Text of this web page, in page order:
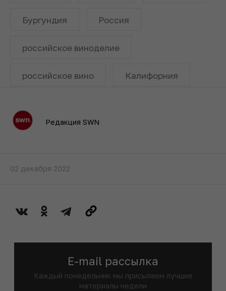
Бургундия Россия
российское виноделие
российское вино Калифорния
Редакция SWN
02 декабря 2022
E-mail рассылка
Каждый понедельник мы присылаем лучшие
материалы недели